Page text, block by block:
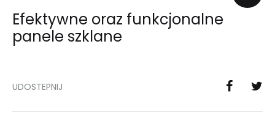
zakupowa
bez
granic
Efektywne oraz funkcjonalne
panele szklane
UDOSTEPNIJ